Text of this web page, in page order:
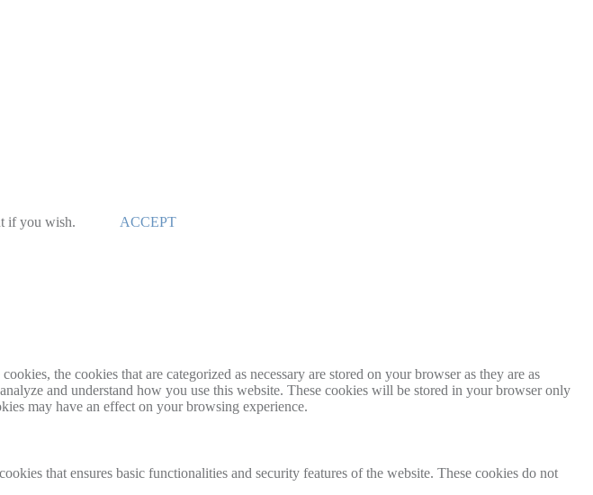
if you wish. ACCEPT
the cookies that are categorized as necessary are stored on your browser as they are as
and understand how you use this website. These cookies will be stored in your browser only
may have an effect on your browsing experience.
that ensures basic functionalities and security features of the website. These cookies do not